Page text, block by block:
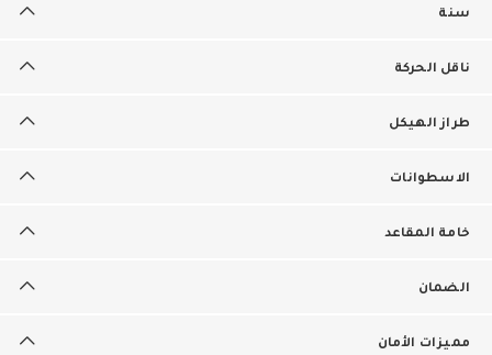
سنة
ناقل الحركة
طراز الهيكل
الاسطوانات
خامة المقاعد
الضمان
مميزات الأمان